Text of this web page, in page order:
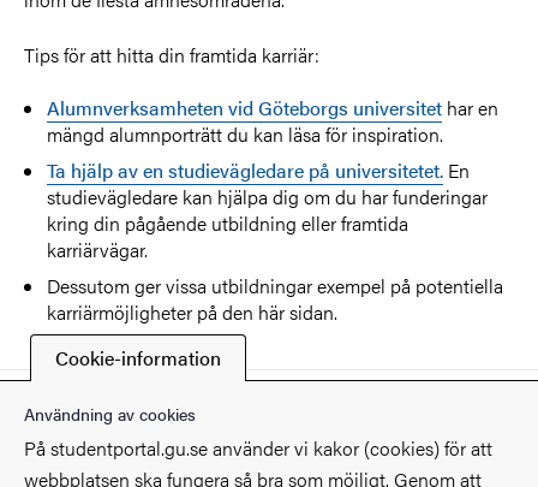
Tips för att hitta din framtida karriär:
Alumnverksamheten vid Göteborgs universitet har en
mängd alumnporträtt du kan läsa för inspiration.
Ta hjälp av en studievägledare på universitetet. En
studievägledare kan hjälpa dig om du har funderingar
kring din pågående utbildning eller framtida
karriärvägar.
Dessutom ger vissa utbildningar exempel på potentiella
karriärmöjligheter på den här sidan.
Cookie-information
Användning av cookies
På studentportal.gu.se använder vi kakor (cookies) för att
webbplatsen ska fungera så bra som möjligt. Genom att